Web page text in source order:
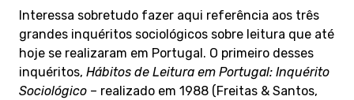
Interessa sobretudo fazer aqui referência aos três
grandes inquéritos sociológicos sobre leitura que até
hoje se realizaram em Portugal. O primeiro desses
inquéritos, Hábitos de Leitura em Portugal: Inquérito
Sociológico – realizado em 1988 (Freitas & Santos,